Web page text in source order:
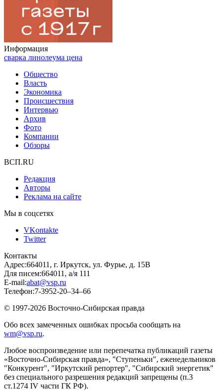
Информация
сварка линолеума цена
Общество
Власть
Экономика
Происшествия
Интервью
Архив
Фото
Компании
Обзоры
ВСП.RU
Редакция
Авторы
Реклама на сайте
Мы в соцсетях
VKontakte
Twitter
Контакты
Адрес:664011, г. Иркутск, ул. Фурье, д. 15В
Для писем:664011, а/я 111
E-mail:abat@vsp.ru
Телефон:7-3952-20–34–66
© 1997-2026 Восточно-Сибирская правда
Обо всех замеченных ошибках просьба сообщать на
wm@vsp.ru.
Любое воспроизведение или перепечатка публикаций газеты
«Восточно-Сибирская правда», "Ступеньки", еженедельников
"Конкурент", "Иркутский репортер", "Сибирский энергетик"
без специального разрешения редакций запрещены (п.3
ст.1274 IV части ГК РФ).